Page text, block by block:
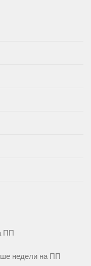
ПП
недели на ПП